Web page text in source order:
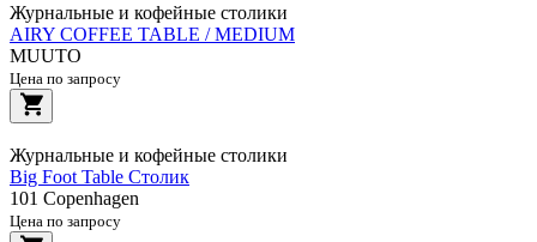
Журнальные и кофейные столики
AIRY COFFEE TABLE / MEDIUM
MUUTO
Цена по запросу
Журнальные и кофейные столики
Big Foot Table Столик
101 Copenhagen
Цена по запросу